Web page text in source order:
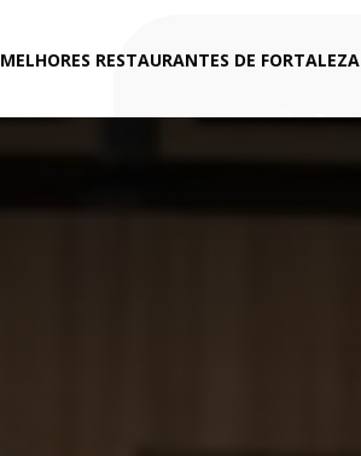
MELHORES RESTAURANTES DE FORTALEZA